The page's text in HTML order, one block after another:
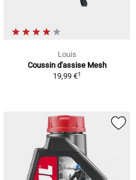
Louis
Coussin d'assise Mesh
19,99 €1